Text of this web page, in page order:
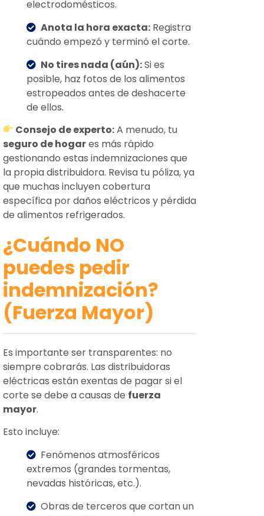
electrodomésticos.
Anota la hora exacta: Registra
cuándo empezó y terminó el corte.
No tires nada (aún):Si es
posible, haz fotos de los alimentos
estropeados antes de deshacerte
de ellos.
Consejo de experto:A menudo, tu
seguro de hogares más rápido
gestionando estas indemnizaciones que
la propia distribuidora. Revisa tu póliza, ya
que muchas incluyen cobertura
específica por daños eléctricos y pérdida
de alimentos refrigerados.
¿Cuándo NO
puedes pedir
indemnización?
(Fuerza Mayor)
Es importante ser transparentes: no
siempre cobrarás. Las distribuidoras
eléctricas están exentas de pagar si el
corte se debe a causas de fuerza
mayor.
Esto incluye:
Fenómenos atmosféricos
extremos (grandes tormentas,
nevadas históricas, etc.).
Obras de terceros que cortan un